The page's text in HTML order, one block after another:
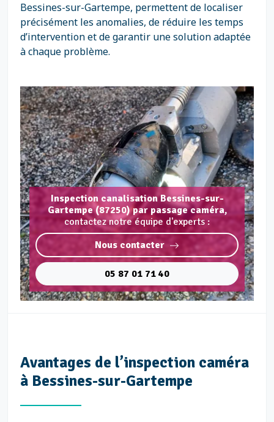
Bessines-sur-Gartempe, permettent de localiser
précisément les anomalies, de réduire les temps
d’intervention et de garantir une solution adaptée
à chaque problème.
Inspection canalisation Bessines-sur-
Gartempe (87250) par passage caméra,
contactez notre équipe d'experts :
Nous contacter
05 87 01 71 40
Avantages de l’inspection caméra
à Bessines-sur-Gartempe